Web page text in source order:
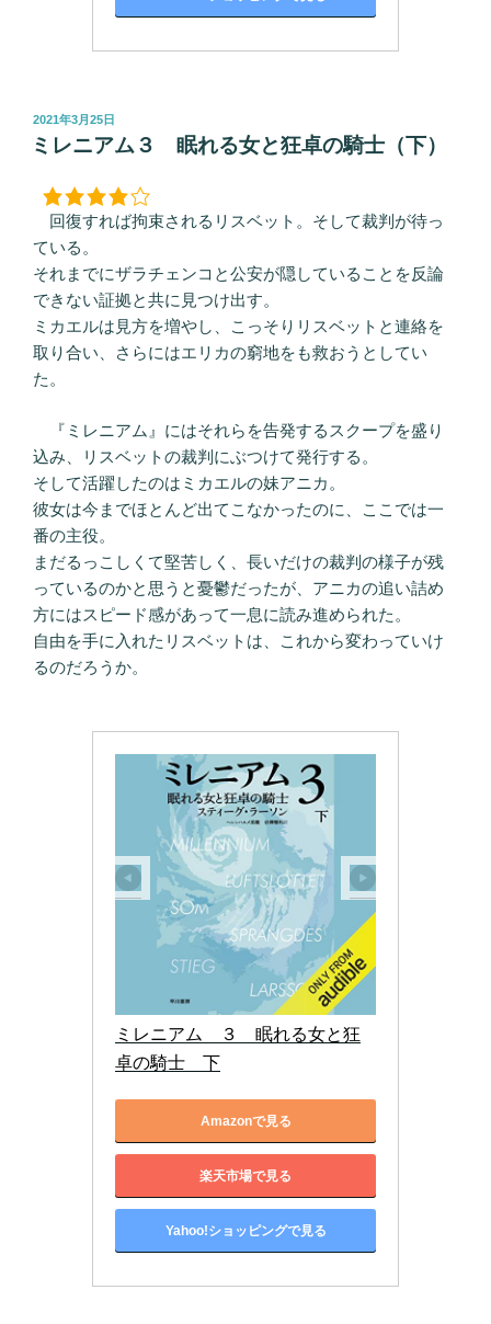
投
稿
日:
2021年3月25日
ミレニアム３ 眠れる女と狂卓の騎士（下）
回復すれば拘束されるリスベット。そして裁判が待っ
ている。
それまでにザラチェンコと公安が隠していることを反論
できない証拠と共に見つけ出す。
ミカエルは見方を増やし、こっそりリスベットと連絡を
取り合い、さらにはエリカの窮地をも救おうとしてい
た。
『ミレニアム』にはそれらを告発するスクープを盛り
込み、リスベットの裁判にぶつけて発行する。
そして活躍したのはミカエルの妹アニカ。
彼女は今までほとんど出てこなかったのに、ここでは一
番の主役。
まだるっこしくて堅苦しく、長いだけの裁判の様子が残
っているのかと思うと憂鬱だったが、アニカの追い詰め
方にはスピード感があって一息に読み進められた。
自由を手に入れたリスベットは、これから変わっていけ
るのだろうか。
ミレニアム　３　眠れる女と狂
卓の騎士　下
Amazonで見る
楽天市場で見る
Yahoo!ショッピングで見る